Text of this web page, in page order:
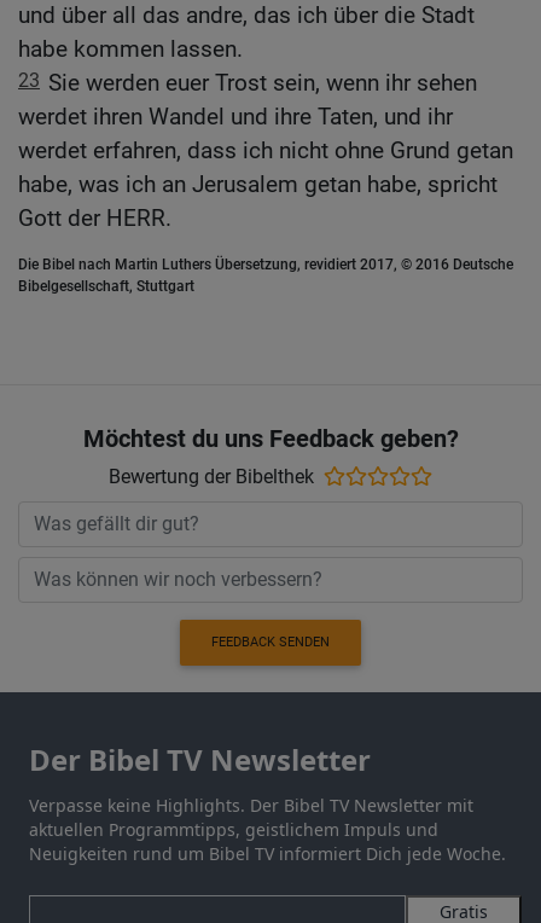
und über all das andre, das ich über die Stadt
habe kommen lassen.
23 Sie werden euer Trost sein, wenn ihr sehen
werdet ihren Wandel und ihre Taten, und ihr
werdet erfahren, dass ich nicht ohne Grund getan
habe, was ich an Jerusalem getan habe, spricht
Gott der HERR.
Die Bibel nach Martin Luthers Übersetzung, revidiert 2017, © 2016 Deutsche
Bibelgesellschaft, Stuttgart
Möchtest du uns Feedback geben?
Bewertung der Bibelthek
FEEDBACK SENDEN
Der Bibel TV Newsletter
Verpasse keine Highlights. Der Bibel TV Newsletter mit
aktuellen Programmtipps, geistlichem Impuls und
Neuigkeiten rund um Bibel TV informiert Dich jede Woche.
Gratis